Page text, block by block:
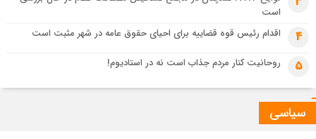
است
4 اقدام رئیس قوه قضاییه برای احیای حقوق عامه در شهر مثبت است
5 روحانیت کنار مردم جذاب است نه در استادیوم!
سیاسی